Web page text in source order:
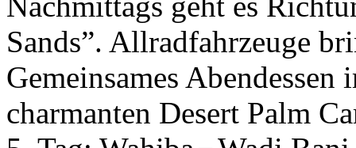
Sands”. Allradfahrzeuge
Gemeinsames
charmanten Desert Palm